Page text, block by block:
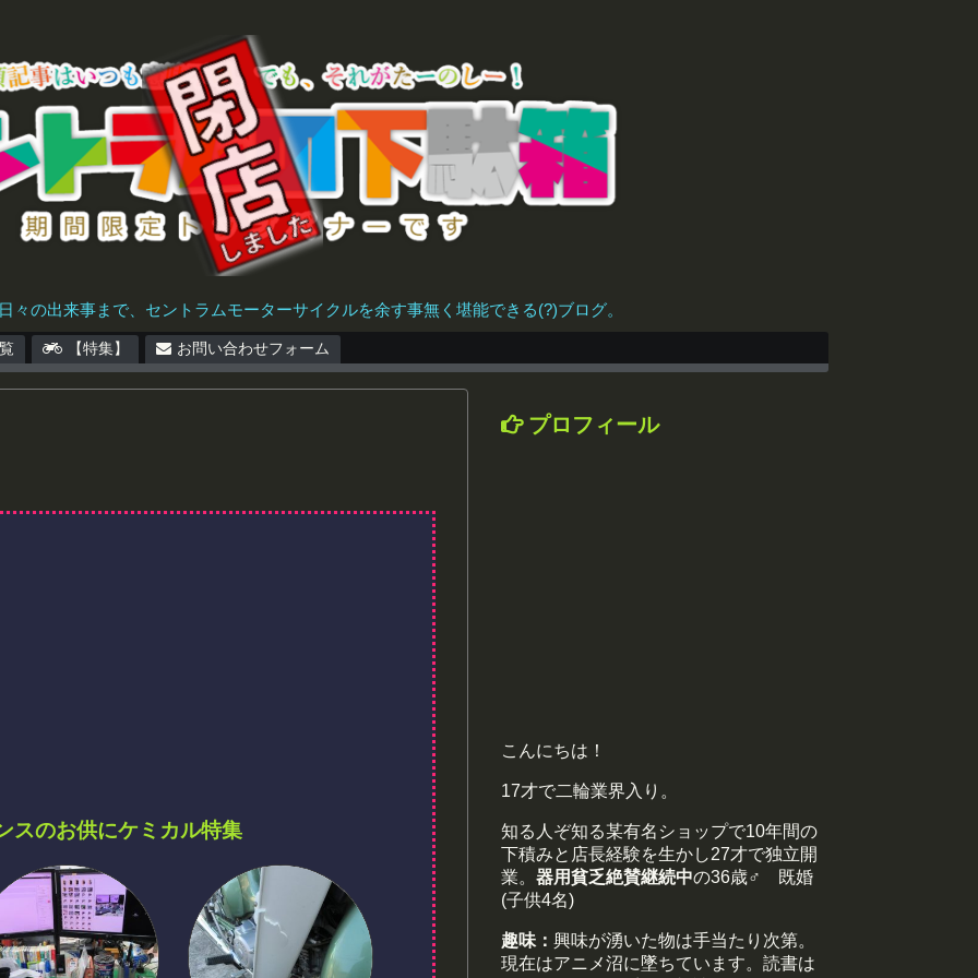
々の出来事まで、セントラムモーターサイクルを余す事無く堪能できる(?)ブログ。
【特集】 お問い合わせフォーム
スのお供にケミカル特集
プロフィール
こんにちは！
17才で二輪業界入り。
知る人ぞ知る某有名ショップで10年間の
下積みと店長経験を生かし27才で独立開
業。 器用貧乏絶賛継続中の36歳♂ 既婚
(子供4名)
趣味： 興味が湧いた物は手当たり次第。
現在はアニメ沼に墜ちています。読書は